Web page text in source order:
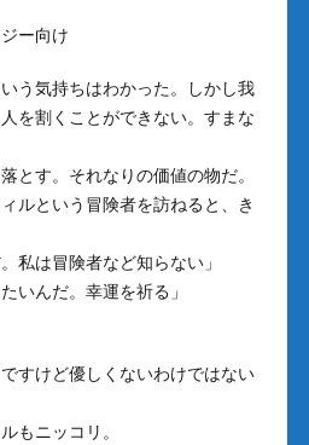
ー向け
う気持ちはわかった。しかし我
を割くことができない。すまな
とす。それなりの価値の物だ。
ルという冒険者を訪ねると、き
私は冒険者など知らない」
いんだ。幸運を祈る」
すけど優しくないわけではない
もニッコリ。